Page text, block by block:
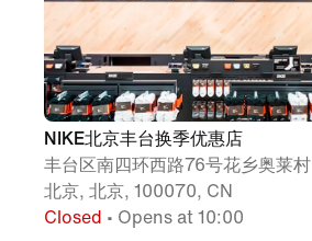
NIKE北京丰台换季优惠店
丰台区南四环西路76号花乡奥莱村
北京, 北京, 100070, CN
Closed • Opens at 10:00